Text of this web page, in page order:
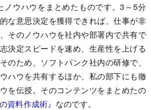
ノウハウをまとめたものです。3～5分
な意思決定を獲得できれば、仕事が非
そのノウハウを社内や部署内で共有で
決定スピードを速め、生産性を上げる
のため、ソフトバンク社内の研修で、
ハウを共有するほか、私の部下にも徹
を伝授。そのコンテンツをまとめたの
資料作成術』 なのです。